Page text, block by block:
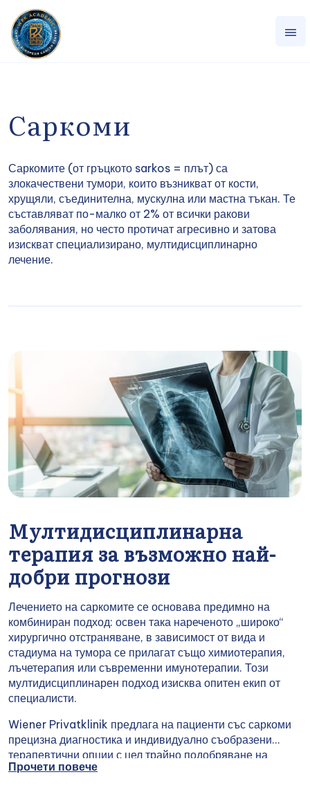
Саркоми
Саркомите (от гръцкото sarkos = плът) са
злокачествени тумори, които възникват от кости,
хрущяли, съединителна, мускулна или мастна тъкан. Те
съставляват по-малко от 2% от всички ракови
заболявания, но често протичат агресивно и затова
изискват специализирано, мултидисциплинарно
лечение.
Мултидисциплинарна
терапия за възможно най-
добри прогнози
Лечението на саркомите се основава предимно на
комбиниран подход: освен така нареченото „широко“
хирургично отстраняване, в зависимост от вида и
стадиума на тумора се прилагат също химиотерапия,
лъчетерапия или съвременни имунотерапии. Този
мултидисциплинарен подход изисква опитен екип от
специалисти.
Wiener Privatklinik предлага на пациенти със саркоми
прецизна диагностика и индивидуално съобразени
терапевтични опции с цел трайно подобряване на
шансовете за излекуване. За тази цел е на
Прочети повече